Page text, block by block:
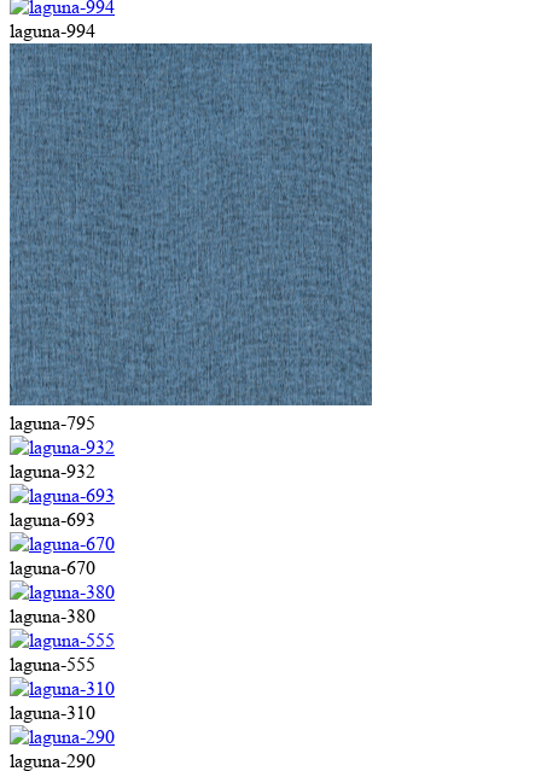
laguna-994
laguna-795
laguna-932
laguna-693
laguna-670
laguna-380
laguna-555
laguna-310
laguna-290